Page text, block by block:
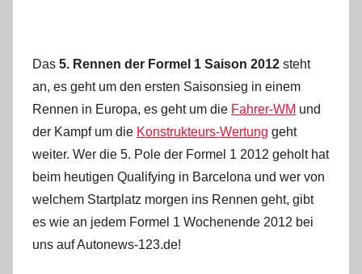
Das 5. Rennen der Formel 1 Saison 2012 steht
an, es geht um den ersten Saisonsieg in einem
Rennen in Europa, es geht um die Fahrer-WM und
der Kampf um die Konstrukteurs-Wertung geht
weiter. Wer die 5. Pole der Formel 1 2012 geholt hat
beim heutigen Qualifying in Barcelona und wer von
welchem Startplatz morgen ins Rennen geht, gibt
es wie an jedem Formel 1 Wochenende 2012 bei
uns auf Autonews-123.de!